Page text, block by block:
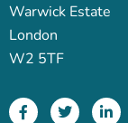
‏Warwick Estate
‏London
‏W2 5TF